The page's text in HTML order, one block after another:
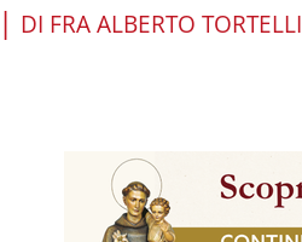
| DI FRA ALBERTO TORTELLI